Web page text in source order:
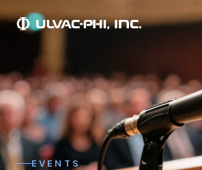
EVENTS